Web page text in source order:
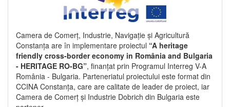
Camera de Comerț, Industrie, Navigație și Agricultură
Constanța are în implementare proiectul “A heritage
friendly cross-border economy in România and Bulgaria
- HERITAGE RO-BG”, finanțat prin Programul Interreg V-A
România - Bulgaria. Parteneriatul proiectului este format din
CCINA Constanța, care are calitate de leader de proiect, iar
Camera de Comerț și Industrie Dobrich din Bulgaria este